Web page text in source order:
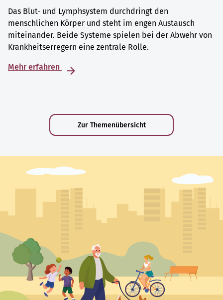
Das Blut- und Lymphsystem durchdringt den
menschlichen Körper und steht im engen Austausch
miteinander. Beide Systeme spielen bei der Abwehr von
Krankheitserregern eine zentrale Rolle.
Mehr erfahren
Zur Themenübersicht